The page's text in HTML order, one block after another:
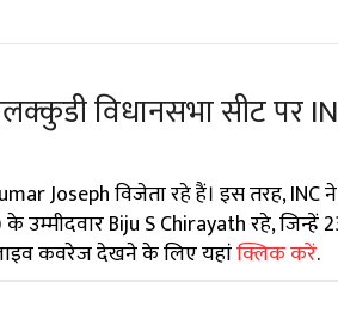
विधानसभा सीट पर
Joseph विजेता रहे हैं। इस तरह, INC
Biju S Chirayath रहे, जिन्हें
कवरेज देखने के लिए यहांक्लिक करें.